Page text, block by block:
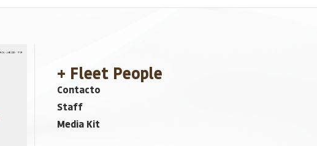
+ Fleet People
Contacto
Staff
Media Kit